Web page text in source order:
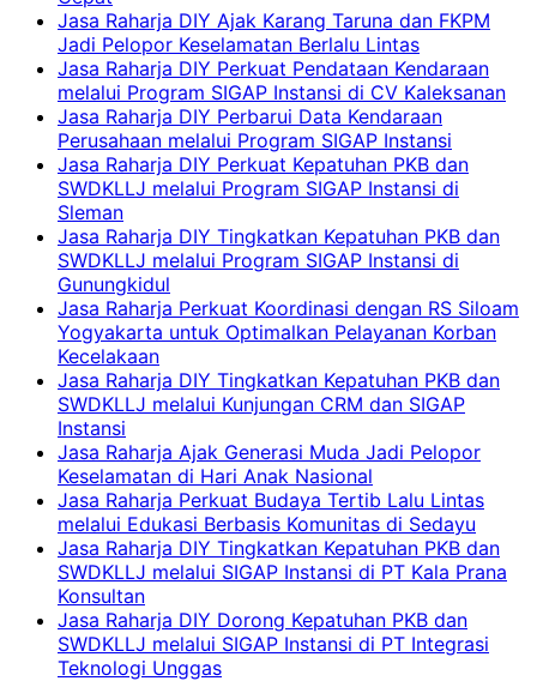
Jasa Raharja DIY Ajak Karang Taruna dan FKPM
Jadi Pelopor Keselamatan Berlalu Lintas
Jasa Raharja DIY Perkuat Pendataan Kendaraan
melalui Program SIGAP Instansi di CV Kaleksanan
Jasa Raharja DIY Perbarui Data Kendaraan
Perusahaan melalui Program SIGAP Instansi
Jasa Raharja DIY Perkuat Kepatuhan PKB dan
SWDKLLJ melalui Program SIGAP Instansi di
Sleman
Jasa Raharja DIY Tingkatkan Kepatuhan PKB dan
SWDKLLJ melalui Program SIGAP Instansi di
Gunungkidul
Jasa Raharja Perkuat Koordinasi dengan RS Siloam
Yogyakarta untuk Optimalkan Pelayanan Korban
Kecelakaan
Jasa Raharja DIY Tingkatkan Kepatuhan PKB dan
SWDKLLJ melalui Kunjungan CRM dan SIGAP
Instansi
Jasa Raharja Ajak Generasi Muda Jadi Pelopor
Keselamatan di Hari Anak Nasional
Jasa Raharja Perkuat Budaya Tertib Lalu Lintas
melalui Edukasi Berbasis Komunitas di Sedayu
Jasa Raharja DIY Tingkatkan Kepatuhan PKB dan
SWDKLLJ melalui SIGAP Instansi di PT Kala Prana
Konsultan
Jasa Raharja DIY Dorong Kepatuhan PKB dan
SWDKLLJ melalui SIGAP Instansi di PT Integrasi
Teknologi Unggas